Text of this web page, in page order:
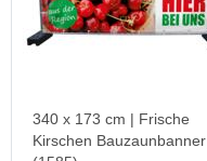
340 x 173 cm | Frische
Kirschen Bauzaunbanner